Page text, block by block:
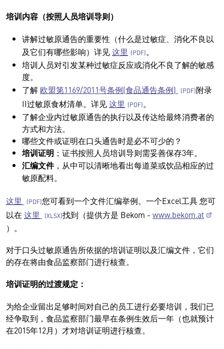
培训内容（按照人员培训导则）
讲解过敏原通告的重要性（什么是过敏症、消化不良以
及它们有哪些影响）详见这里
。
培训人员对引发某种过敏症反应或消化不良了解的敏感
度。
了解 欧盟第1169/2011号条例(食品通告条例)
附录
II过敏原食材清单。详见这里
。
了解企业内过敏原通告的执行以及传达给最终消费者的
方式和方法。
哪些文件或证明在口头通告时是必不可少的？
培训证明 ；证书按照人员培训导则需妥善保存3年。
汇编文件，从中可以清晰地看出每道菜或饮品相应的过
敏原配料。
这里
您可看到一个文件汇编举例。一个Excel工具 您可
以在 这里 找到（提供方是 Bekom - www.bekom.at
）。
对于口头过敏原通告所依据的培训证明以及汇编文件，它们
的存在将由食品监察部门进行核查。
培训证明的过渡规定：
为给企业留出足够时间对自己的员工进行必要培训，我们已
经争取到，食品监察部门最早在条例生效后一年（也就预计
在2015年12月）才对培训证明进行核查。